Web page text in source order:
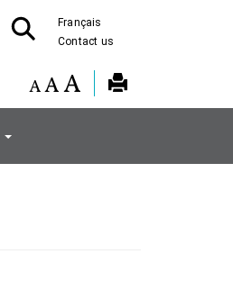
Français
Contact us